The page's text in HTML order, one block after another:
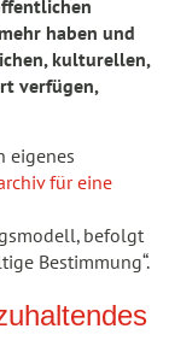
haben und
kulturellen,
verfügen,
eigenes
für eine
befolgt
Bestimmung“.